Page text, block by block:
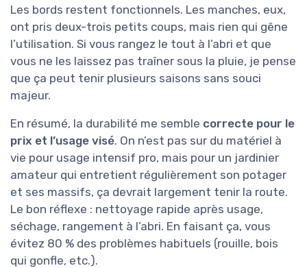
Les bords restent fonctionnels. Les manches, eux,
ont pris deux-trois petits coups, mais rien qui gêne
l’utilisation. Si vous rangez le tout à l’abri et que
vous ne les laissez pas traîner sous la pluie, je pense
que ça peut tenir plusieurs saisons sans souci
majeur.
En résumé, la durabilité me semble correcte pour le
prix et l’usage visé. On n’est pas sur du matériel à
vie pour usage intensif pro, mais pour un jardinier
amateur qui entretient régulièrement son potager
et ses massifs, ça devrait largement tenir la route.
Le bon réflexe : nettoyage rapide après usage,
séchage, rangement à l’abri. En faisant ça, vous
évitez 80 % des problèmes habituels (rouille, bois
qui gonfle, etc.).